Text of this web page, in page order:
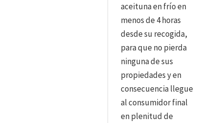
aceituna en frío en
menos de 4 horas
desde su recogida,
para que no pierda
ninguna de sus
propiedades y en
consecuencia llegue
al consumidor final
en plenitud de